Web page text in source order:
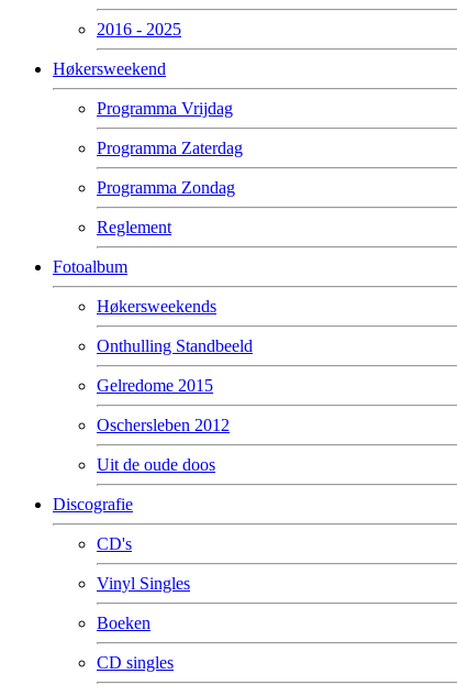
2016 - 2025
Høkersweekend
Programma Vrijdag
Programma Zaterdag
Programma Zondag
Reglement
Fotoalbum
Høkersweekends
Onthulling Standbeeld
Gelredome 2015
Oschersleben 2012
Uit de oude doos
Discografie
CD's
Vinyl Singles
Boeken
CD singles